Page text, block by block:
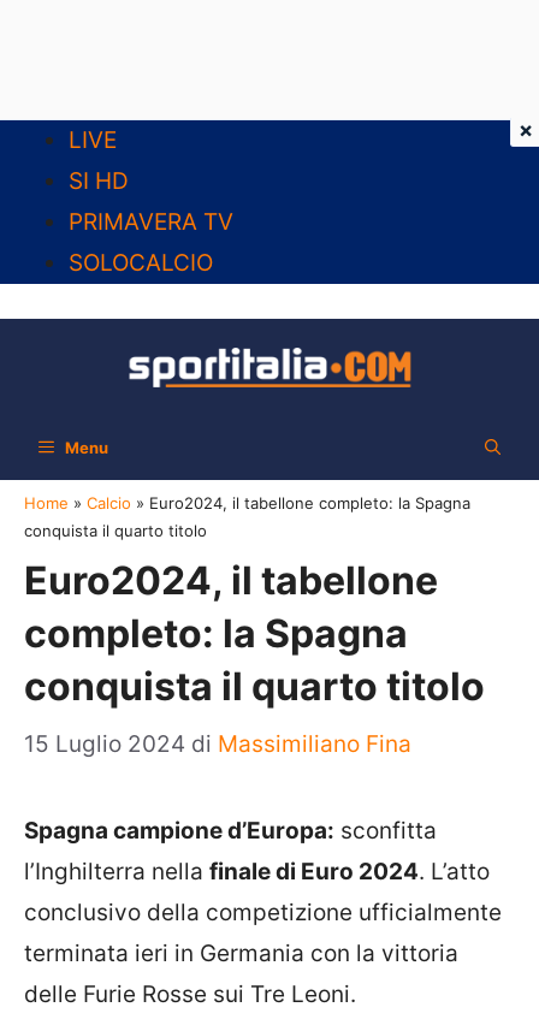
contenuto
LIVE
SI HD
PRIMAVERA TV
SOLOCALCIO
Menu
Home » Calcio » Euro2024, il tabellone completo: la Spagna
conquista il quarto titolo
Euro2024, il tabellone
completo: la Spagna
conquista il quarto titolo
15 Luglio 2024 di Massimiliano Fina
Spagna campione d’Europa: sconfitta
l’Inghilterra nella finale di Euro 2024. L’atto
conclusivo della competizione ufficialmente
terminata ieri in Germania con la vittoria
delle Furie Rosse sui Tre Leoni.
×